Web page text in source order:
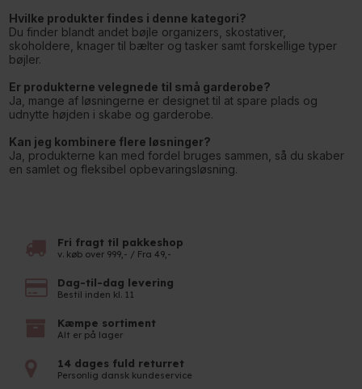
Hvilke produkter findes i denne kategori?
Du finder blandt andet bøjle organizers, skostativer,
skoholdere, knager til bælter og tasker samt forskellige typer
bøjler.
Er produkterne velegnede til små garderobe?
Ja, mange af løsningerne er designet til at spare plads og
udnytte højden i skabe og garderobe.
Kan jeg kombinere flere løsninger?
Ja, produkterne kan med fordel bruges sammen, så du skaber
en samlet og fleksibel opbevaringsløsning.
Fri fragt til pakkeshop
v. køb over 999,- / Fra 49,-
Dag-til-dag levering
Bestil inden kl. 11
Kæmpe sortiment
Alt er på lager
14 dages fuld returret
Personlig dansk kundeservice